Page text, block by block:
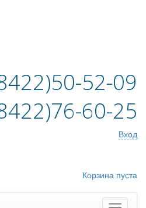
52-09
60-25
Вход
Корзина пуста